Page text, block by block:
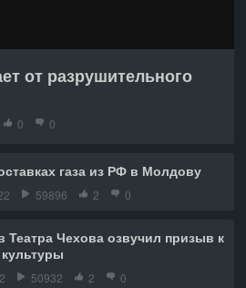
от разрушительного
0 0
газа из РФ в Молдову
59896 2 0
Театра Чехова озвучил призыв к
50932 2 0